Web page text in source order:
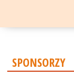
SPONSORZY